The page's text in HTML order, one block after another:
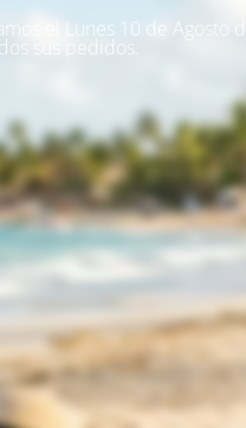
el Lunes 10 de Agosto
sus pedidos.